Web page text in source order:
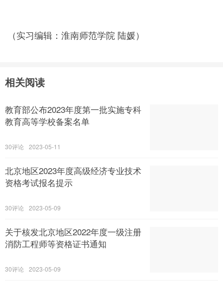
（实习编辑：淮南师范学院 陆媛）
相关阅读
教育部公布2023年度第一批实施专科
教育高等学校备案名单
30 2023-05-11
北京地区2023年度高级经济专业技术
资格考试报名提示
30 2023-05-09
关于核发北京地区2022年度一级注册
消防工程师等资格证书通知
30 2023-05-09